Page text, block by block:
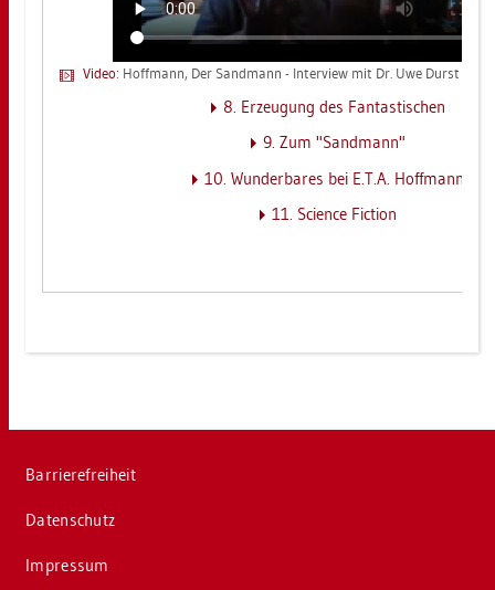
Video: Hoff­mann, Der Sand­mann - In­ter­view mit Dr. Uwe Durst [
8. Er­zeu­gung des Fan­tas­ti­schen
9. Zum "Sand­mann"
10. Wun­der­ba­res bei E.T.A. Hoff­mann
11. Sci­ence Fic­tion
Bar­rie­re­frei­heit
Da­ten­schutz
Im­pres­sum